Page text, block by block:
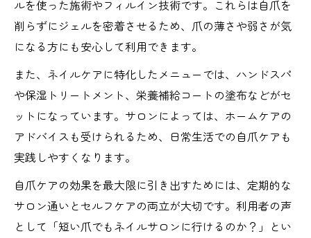
ルを使った施術やフィルイン技術です。これらは自爪を
削らずにジェルを密着させるため、爪の薄さや弱さが気
になる方にも安心して利用できます。
また、ネイルケアに特化したメニューでは、ハンドスパ
や保湿トリートメント、栄養補給コートの塗布などがセ
ットになっています。サロンによっては、ホームケアの
アドバイスも受けられるため、日常生活での自爪ケアも
実践しやすくなります。
自爪ケアの効果を最大限に引き出すためには、定期的な
サロン通いとセルフケアの両立が大切です。利用者の声
として「短い爪でもネイルサロンに行けるのか？」とい